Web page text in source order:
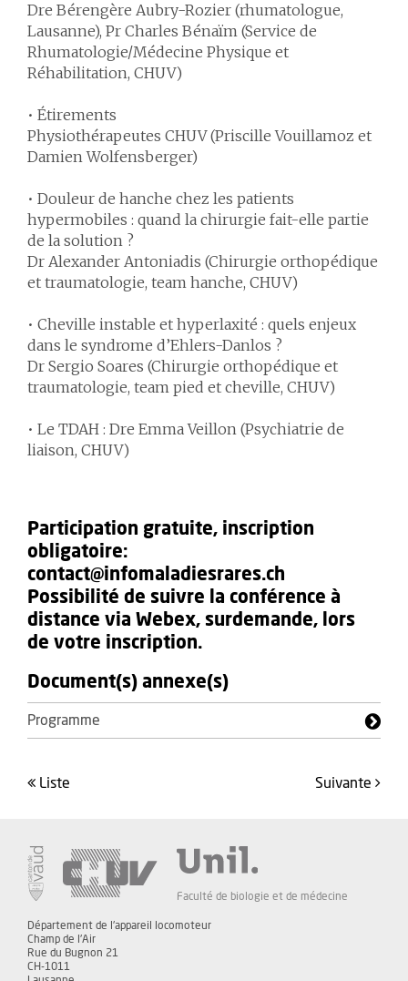
Dre Bérengère Aubry-Rozier (rhumatologue,
Lausanne), Pr Charles Bénaïm (Service de
Rhumatologie/Médecine Physique et
Réhabilitation, CHUV)
• Étirements
Physiothérapeutes CHUV (Priscille Vouillamoz et
Damien Wolfensberger)
• Douleur de hanche chez les patients
hypermobiles : quand la chirurgie fait-elle partie
de la solution ?
Dr Alexander Antoniadis (Chirurgie orthopédique
et traumatologie, team hanche, CHUV)
• Cheville instable et hyperlaxité : quels enjeux
dans le syndrome d’Ehlers-Danlos ?
Dr Sergio Soares (Chirurgie orthopédique et
traumatologie, team pied et cheville, CHUV)
• Le TDAH : Dre Emma Veillon (Psychiatrie de
liaison, CHUV)
Participation gratuite, inscription
obligatoire:
contact@infomaladiesrares.ch
Possibilité de suivre la conférence à
distance via Webex, surdemande, lors
de votre inscription.
Document(s) annexe(s)
Programme
liste suivante
Faculté de biologie et de médecine
Département de l'appareil locomoteur
Champ de l'Air
Rue du Bugnon 21
CH-1011